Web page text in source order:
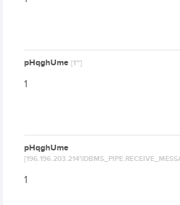
pHqghUme[1'"]
1
pHqghUme
1